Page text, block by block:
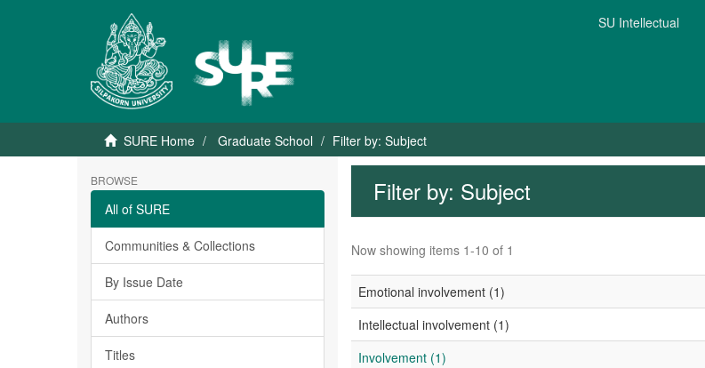
SU Intellectual
SURE Home Graduate School Filter by: Subject
BROWSE
All of SURE
Communities & Collections
By Issue Date
Authors
Titles
Filter by: Subject
Now showing items 1-10 of 1
Emotional involvement (1)
Intellectual involvement (1)
Involvement (1)